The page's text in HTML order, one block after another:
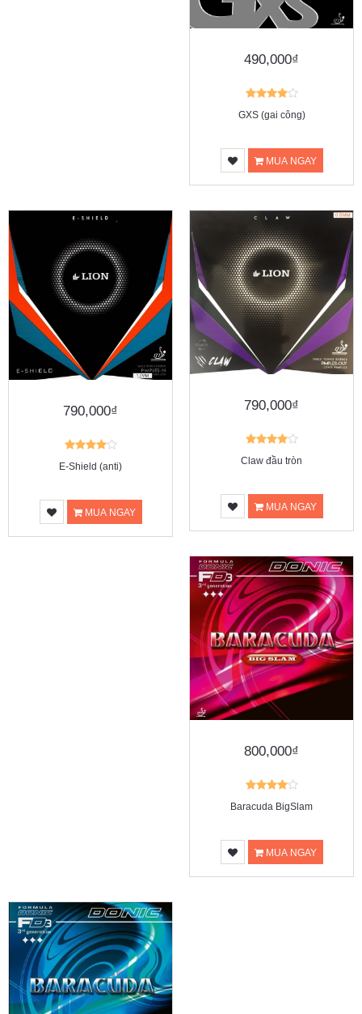
490,000₫
GXS (gai công)
MUA NGAY
790,000₫
E-Shield (anti)
MUA NGAY
790,000₫
Claw đầu tròn
MUA NGAY
800,000₫
Baracuda BigSlam
MUA NGAY